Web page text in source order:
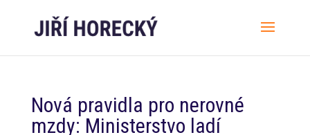
Nová pravidla pro nerovné
mzdy: Ministerstvo ladí